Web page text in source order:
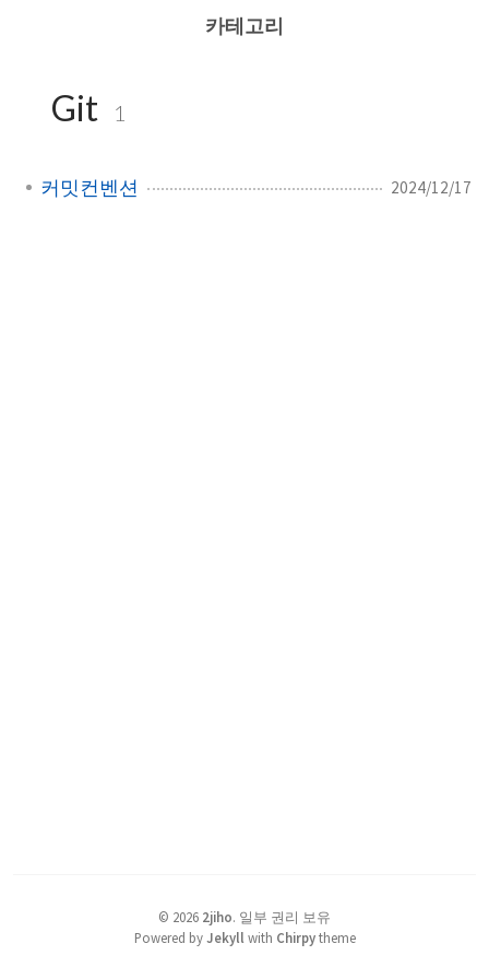
카테고리
Git 1
커밋컨벤션 2024/12/17
© 2026 2jiho. 일부 권리 보유
Powered byJekyll with Chirpytheme